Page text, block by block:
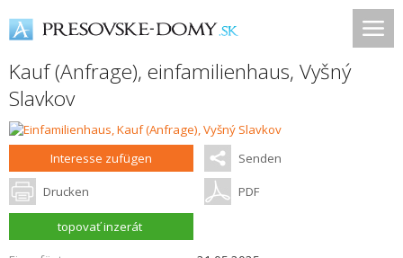
Kauf (Anfrage), einfamilienhaus, Vyšný
Slavkov
Interesse zufügen Senden
Drucken PDF
topovať inzerát